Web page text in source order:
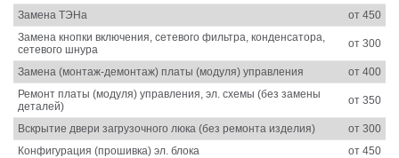
Замена ТЭНа
от 450
Замена кнопки включения, сетевого фильтра, конденсатора,
сетевого шнура
от 300
Замена (монтаж-демонтаж) платы (модуля) управления
от 400
Ремонт платы (модуля) управления, эл. схемы (без замены
деталей)
от 350
Вскрытие двери загрузочного люка (без ремонта изделия)
от 300
Конфигурация (прошивка) эл. блока
от 450